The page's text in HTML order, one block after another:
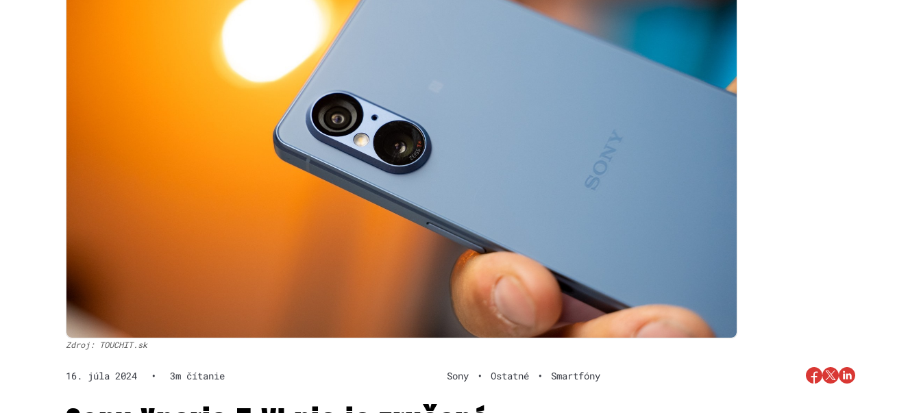
Zdroj: TOUCHIT.sk
16. júla 2024 • 3m čítanie Sony • Ostatné • Smartfóny